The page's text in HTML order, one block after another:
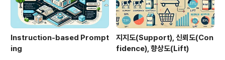
Instruction-based Prompt
ing
지지도(Support), 신뢰도(Con
fidence), 향상도(Lift)